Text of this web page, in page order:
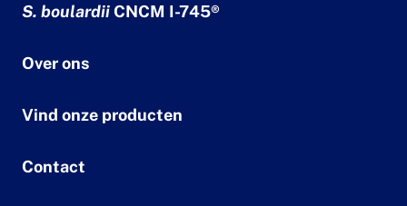
S. boulardiiCNCM I-745®
Over ons
Vind onze producten
Contact